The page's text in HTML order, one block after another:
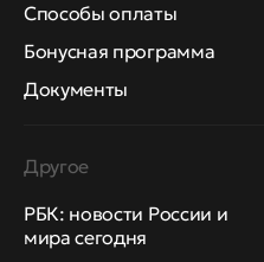
Способы оплаты
Бонусная программа
Документы
Другое
РБК: новости России и
мира сегодня